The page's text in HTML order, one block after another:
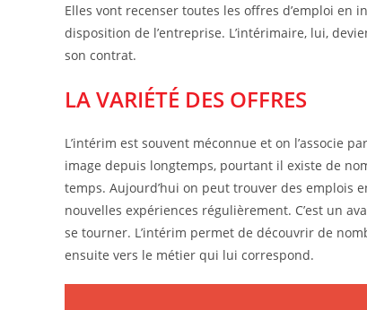
Elles vont recenser toutes les offres d’emploi
disposition de l’entreprise. L’intérimaire, lui,
son contrat.
LA VARIÉTÉ DES OFFRES
L’intérim est souvent méconnue et on l’associe
image depuis longtemps, pourtant il existe de
temps. Aujourd’hui on peut trouver des emplois
nouvelles expériences régulièrement. C’est un
se tourner. L’intérim permet de découvrir de
ensuite vers le métier qui lui correspond.